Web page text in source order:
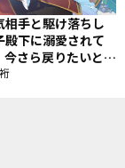
相手と駆け落ちし
殿下に溺愛されて
今さら戻りたいと言
す。